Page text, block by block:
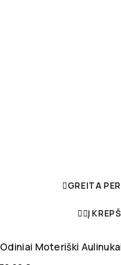
GREITA
Į
Odiniai Moteriški